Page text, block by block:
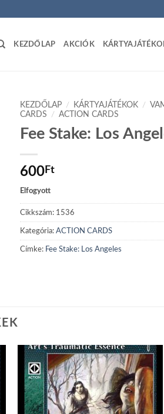
KEZDŐLAP AKCIÓK
KEZDŐLAP / KÁRTYAJÁTÉKOK /
CARDS
/ ACTION CARDS
Fee Stake: Los
600Ft
Elfogyott
Cikkszám: 1536
Kategória: ACTION CARDS
Címke: Fee Stake: Los Angeles
Add to
wishlist